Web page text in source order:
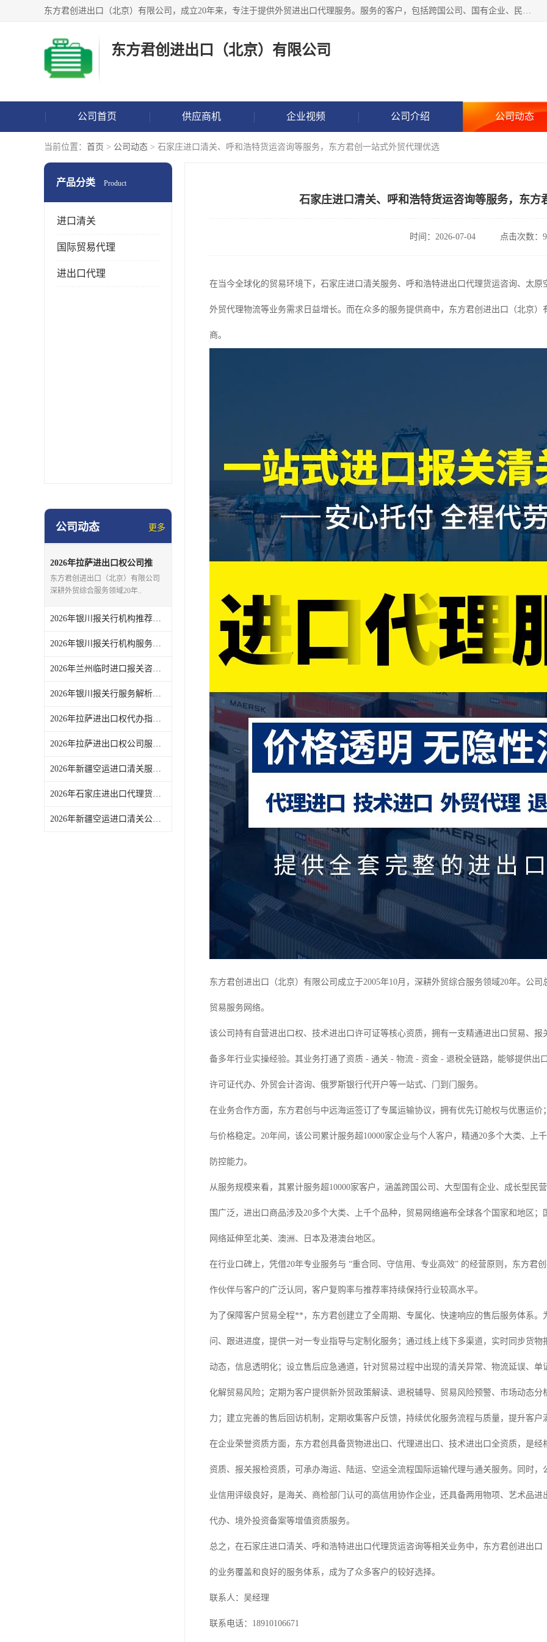
东方君创进出口（北京）有限公司，成立20年来，专注于提供外贸进出口代理服务。服务的客户，包括跨国公司、国有企业、民营企业等。作为的综合性外贸企业，公司拥有一支精通进出口贸易的团队，从事各类商品和技术的进口清关代理报关。进出口商品涉及20多个大类、上千个品种，贸易客户遍布世界各个国家和地区。
东方君创进出口（北京）有限公司
公司首页 供应商机 企业视频 公司介绍 公司动态
当前位置： 首页 > 公司动态 > 石家庄进口清关、呼和浩特货运咨询等服务，东方君创一站式外贸代理优选
产品分类 Product
进口清关
国际贸易代理
进出口代理
公司动态 更多
2026年拉萨进出口权公司推
荐：一站式外贸代理服务解析
东方君创进出口（北京）有限公司
深耕外贸综合服务领域20年..
2026年银川报关行机构推荐，一站式进出口代理服务实力解析
2026年银川报关行机构服务商推荐：东方君创一站式外贸代理解析
2026年兰州临时进口报关咨询要点，东方君创一站式外贸代理服务解析
2026年银川报关行服务解析，一站式外贸代理助力企业高效通关
2026年拉萨进出口权代办指南：一站式外贸综合服务企业解析
2026年拉萨进出口权公司服务解析，东方君创一站式外贸代理机构推荐
2026年新疆空运进口清关服务商推荐，一站式外贸代理全链路解析
2026年石家庄进出口代理货运服务参考：东方君创全链路代理解析
2026年新疆空运进口清关公司参考，东方君创进出口（北京）有限公司服务解析
石家庄进口清关、呼和浩特货运咨询等服务，东方
时间：2026-07-04 点击次数：
在当今全球化的贸易环境下，石家庄进口清关服务、呼和浩特进出口代理货运咨询、太
外贸代理物流等业务需求日益增长。而在众多的服务提供商中，东方君创进出口（北京
商。
东方君创进出口（北京）有限公司成立于2005年10月，深耕外贸综合服务领域20年。公
贸易服务网络。
该公司持有自营进出口权、技术进出口许可证等核心资质，拥有一支精通进出口贸易、
备多年行业实操经验。其业务打通了资质 - 通关 - 物流 - 资金 - 退税全链路，能够提供出
许可证代办、外贸会计咨询、俄罗斯银行代开户等一站式、门到门服务。
在业务合作方面，东方君创与中远海运签订了专属运输协议，拥有优先订舱权与优惠运
与价格稳定。20年间，该公司累计服务超10000家企业与个人客户，精通20多个大类、上
防控能力。
从服务规模来看，其累计服务超10000家客户，涵盖跨国公司、大型国有企业、成长型民
围广泛，进出口商品涉及20多个大类、上千个品种，贸易网络遍布全球各个国家和地区
网络延伸至北美、澳洲、日本及港澳台地区。
在行业口碑上，凭借20年专业服务与 “重合同、守信用、专业高效” 的经营原则，东方君
作伙伴与客户的广泛认同，客户复购率与推荐率持续保持行业较高水平。
为了保障客户贸易全程**，东方君创建立了全周期、专属化、快速响应的售后服务体系
问、跟进进度，提供一对一专业指导与定制化服务；通过线上线下多渠道，实时同步货
动态，信息透明化；设立售后应急通道，针对贸易过程中出现的清关异常、物流延误、
化解贸易风险；定期为客户提供新外贸政策解读、退税辅导、贸易风险预警、市场动态
力；建立完善的售后回访机制，定期收集客户反馈，持续优化服务流程与质量，提升客户
在企业荣誉资质方面，东方君创具备货物进出口、代理进出口、技术进出口全资质，是
资质、报关报检资质，可承办海运、陆运、空运全流程国际运输代理与通关服务。同时
业信用评级良好，是海关、商检部门认可的高信用协作企业，还具备两用物项、艺术品
代办、境外投资备案等增值资质服务。
总之，在石家庄进口清关、呼和浩特进出口代理货运咨询等相关业务中，东方君创进出
的业务覆盖和良好的服务体系，成为了众多客户的较好选择。
联系人：吴经理
联系电话：18910106671